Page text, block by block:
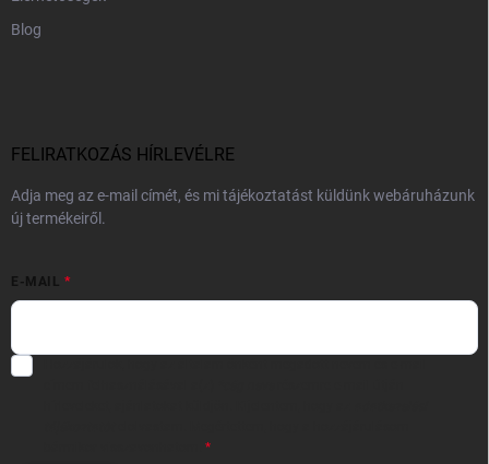
Blog
FELIRATKOZÁS HÍRLEVÉLRE
Adja meg az e-mail címét, és mi tájékoztatást küldünk webáruházunk
új termékeiről.
E-MAIL